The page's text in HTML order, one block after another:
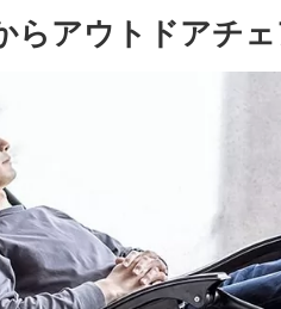
らアウトドアチ